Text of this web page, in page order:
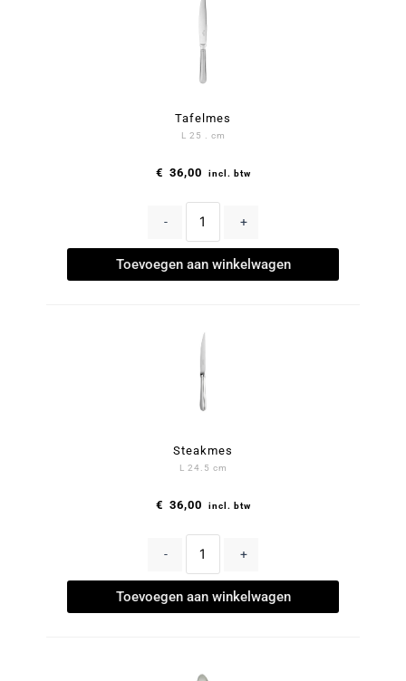
Tafelmes
L 25 . cm
€ 36,00 incl. btw
- +
Toevoegen aan winkelwagen
Steakmes
L 24.5 cm
€ 36,00 incl. btw
- +
Toevoegen aan winkelwagen